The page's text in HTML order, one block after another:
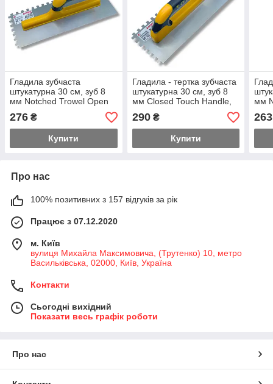
Гладила зубчаста
штукатурна 30 см, зуб 8
мм Notched Trowel Open
Handle, нержавіюча сталь,
жовта (199)
276 ₴
Купити
Гладила - тертка зубчаста
штукатурна 30 см, зуб 8
мм Closed Touch Handle,
нержавіюча сталь, жовта
(181)
290₴
Купити
мм
263
Про нас
100% позитивних з 157 відгуків за рік
Працює з 07.12.2020
м. Київ
вулиця Михайла Максимовича, (Трутенко) 10, метро
Васильківська, 02000, Київ, Україна
Контакти
Сьогодні вихідний
Показати весь графік роботи
Про нас